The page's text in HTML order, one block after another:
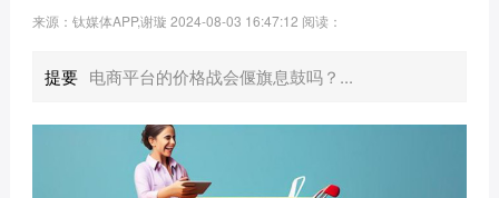
来源：钛媒体APP,谢璇 2024-08-03 16:47:12 阅读：
提要 电商平台的价格战会偃旗息鼓吗？...